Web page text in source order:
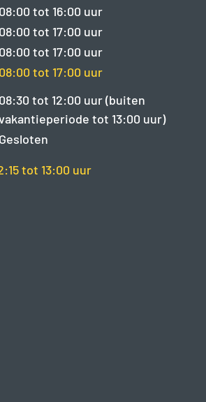
08:00 tot 16:00 uur
08:00 tot 17:00 uur
08:00 tot 17:00 uur
08:00 tot 17:00 uur
08:30 tot 12:00 uur (buiten
tot 13:00 uur)
Gesloten
tot 13:00 uur